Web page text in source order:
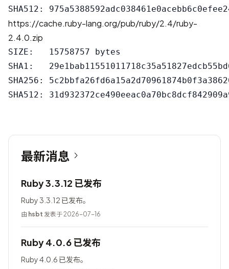
https://cache.ruby-lang.org/pub/ruby/2.4/ruby-
2.4.0.zip
SIZE:   15758757 bytes
SHA1:
SHA256:
最新消息
Ruby 3.3.12 已发布
Ruby 3.3.12 已发布。
由 hsbt 发表于 2026-07-16
Ruby 4.0.6 已发布
Ruby 4.0.6 已发布。